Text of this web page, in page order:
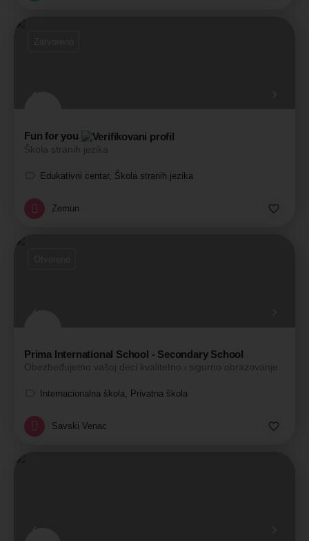
Fun for you
Škola stranih jezika
Edukativni centar, Škola stranih jezika
Zemun
Prima International School - Secondary School
Obezbeđujemo vašoj deci kvalitetno i sigurno obrazovanje.
Internacionalna škola, Privatna škola
Savski Venac